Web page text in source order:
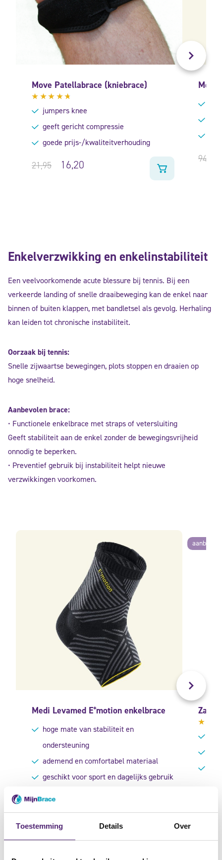
Toestemming Details Over
Move Patellabrace (kniebrace)
Gewaardeerd
4.50jumpers knee
geeft gericht compressie
goede prijs-/kwaliteitverhouding
21,95 16,20
Medi
94,95
Enkelverzwikking en enkelinstabiliteit
Een veelvoorkomende acute blessure bij tennis. Bij een
verkeerde landing of snelle draaibeweging kan de enkel naar
binnen of buiten klappen, met bandletsel als gevolg. Herhaling
kan leiden tot chronische instabiliteit.
Oorzaak bij tennis:
Snelle zijwaartse bewegingen, plots stoppen en draaien op
hoge snelheid.
Aanbevolen brace:
• Functionele enkelbrace met straps of vetersluiting
Geeft stabiliteit aan de enkel zonder de bewegingsvrijheid
onnodig te beperken.
• Preventief gebruik bij instabiliteit helpt nieuwe
verzwikkingen voorkomen.
Medi Levamed E⁺motion enkelbrace
hoge mate van stabiliteit en
ondersteuning
ademend en comfortabel materiaal
geschikt voor sport en dagelijks gebruik
66,95
4.11